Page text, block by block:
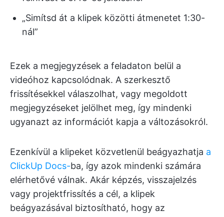
„Simítsd át a klipek közötti átmenetet 1:30-
nál”
Ezek a megjegyzések a feladaton belül a
videóhoz kapcsolódnak. A szerkesztő
frissítésekkel válaszolhat, vagy megoldott
megjegyzéseket jelölhet meg, így mindenki
ugyanazt az információt kapja a változásokról.
Ezenkívül a klipeket közvetlenül beágyazhatja a
ClickUp Docs-ba, így azok mindenki számára
elérhetővé válnak. Akár képzés, visszajelzés
vagy projektfrissítés a cél, a klipek
beágyazásával biztosítható, hogy az